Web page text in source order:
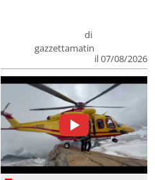
di
gazzettamatin
il 07/08/2026